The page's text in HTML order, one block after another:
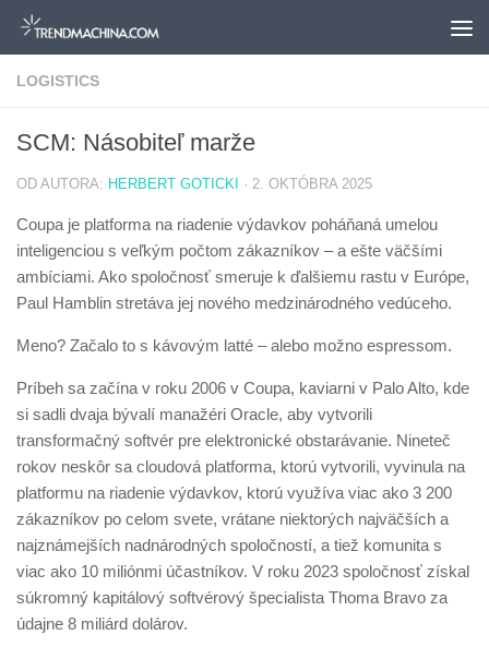
Preskočiť na obsah
LOGISTICS
SCM: Násobiteľ marže
OD AUTORA: HERBERT GOTICKI · 2. OKTÓBRA 2025
Coupa je platforma na riadenie výdavkov poháňaná umelou
inteligenciou s veľkým počtom zákazníkov – a ešte väčšími
ambíciami. Ako spoločnosť smeruje k ďalšiemu rastu v Európe,
Paul Hamblin stretáva jej nového medzinárodného vedúceho.
Meno? Začalo to s kávovým latté – alebo možno espressom.
Príbeh sa začína v roku 2006 v Coupa, kaviarni v Palo Alto, kde
si sadli dvaja bývalí manažéri Oracle, aby vytvorili
transformačný softvér pre elektronické obstarávanie. Nineteč
rokov neskôr sa cloudová platforma, ktorú vytvorili, vyvinula na
platformu na riadenie výdavkov, ktorú využíva viac ako 3 200
zákazníkov po celom svete, vrátane niektorých najväčších a
najznámejších nadnárodných spoločností, a tiež komunita s
viac ako 10 miliónmi účastníkov. V roku 2023 spoločnosť získal
súkromný kapitálový softvérový špecialista Thoma Bravo za
údajne 8 miliárd dolárov.